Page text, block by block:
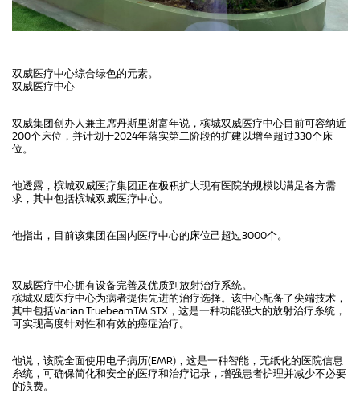
双威医疗中心综合绿色的元素。
双威医疗中心
双威集团创办人兼主席丹斯里谢富年说，槟城双威医疗中心目前可容纳近
200个床位，并计划于2024年落实第二阶段的扩建以增至超过330个床
位。
他透露，槟城双威医疗集团正在极积扩大现有医院的规模以满足各方需
求，其中包括槟城双威医疗中心。
他指出，目前该集团在国内医疗中心的床位己超过3000个。
双威医疗中心拥有设备完善及优质到放射治疗系统。
槟城双威医疗中心为病者提供先进的治疗选择。该中心配备了尖端技术，
其中包括Varian TruebeamTM STX，这是一种功能强大的放射治疗糸统，
可实现高度针对性和有效的癌症治疗。
他说，该院全面使用电子病历(EMR)，这是一种智能，无纸化的医院信息
糸统，可确保简化和安全的医疗和治疗记录，增强患者护理并减少不必要
的浪费。